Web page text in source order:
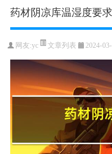
药材阴凉库温湿度要
网友:yc 文章列表 2024-